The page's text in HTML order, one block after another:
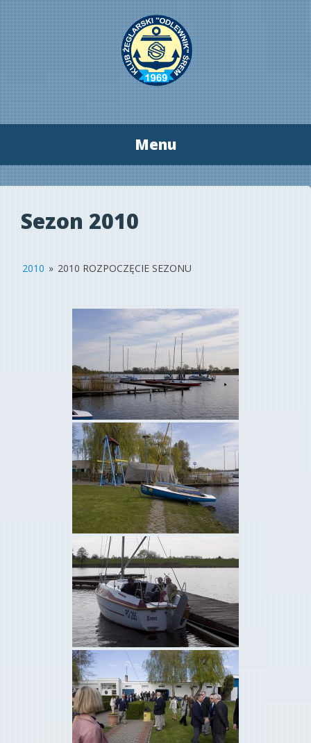
Menu
Przeskocz
do
Sezon 2010
2010 » 2010 ROZPOCZĘCIE SEZONU